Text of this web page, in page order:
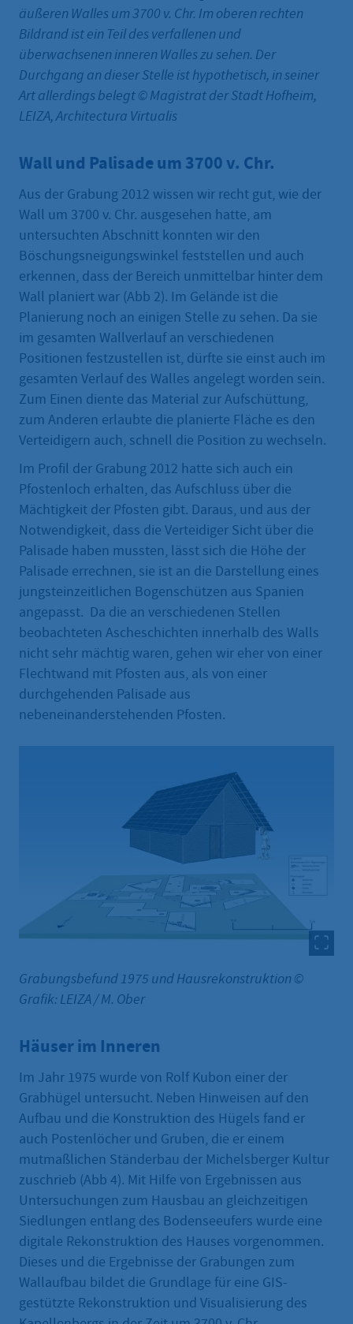
äußeren Walles um 3700 v. Chr. Im oberen rechten
Bildrand ist ein Teil des verfallenen und
überwachsenen inneren Walles zu sehen. Der
Durchgang an dieser Stelle ist hypothetisch, in seiner
Art allerdings belegt © Magistrat der Stadt Hofheim,
LEIZA, Architectura Virtualis
Wall und Palisade um 3700 v. Chr.
Aus der Grabung 2012 wissen wir recht gut, wie der
Wall um 3700 v. Chr. ausgesehen hatte, am
untersuchten Abschnitt konnten wir den
Böschungsneigungswinkel feststellen und auch
erkennen, dass der Bereich unmittelbar hinter dem
Wall planiert war (Abb 2). Im Gelände ist die
Planierung noch an einigen Stelle zu sehen. Da sie
im gesamten Wallverlauf an verschiedenen
Positionen festzustellen ist, dürfte sie einst auch im
gesamten Verlauf des Walles angelegt worden sein.
Zum Einen diente das Material zur Aufschüttung,
zum Anderen erlaubte die planierte Fläche es den
Verteidigern auch, schnell die Position zu wechseln.
Im Profil der Grabung 2012 hatte sich auch ein
Pfostenloch erhalten, das Aufschluss über die
Mächtigkeit der Pfosten gibt. Daraus, und aus der
Notwendigkeit, dass die Verteidiger Sicht über die
Palisade haben mussten, lässt sich die Höhe der
Palisade errechnen, sie ist an die Darstellung eines
jungsteinzeitlichen Bogenschützen aus Spanien
angepasst. Da die an verschiedenen Stellen
beobachteten Ascheschichten innerhalb des Walls
nicht sehr mächtig waren, gehen wir eher von einer
Flechtwand mit Pfosten aus, als von einer
durchgehenden Palisade aus
nebeneinanderstehenden Pfosten.
Grabungsbefund 1975 und Hausrekonstruktion ©
Grafik: LEIZA / M. Ober
Häuser im Inneren
Im Jahr 1975 wurde von Rolf Kubon einer der
Grabhügel untersucht. Neben Hinweisen auf den
Aufbau und die Konstruktion des Hügels fand er
auch Postenlöcher und Gruben, die er einem
mutmaßlichen Ständerbau der Michelsberger Kultur
zuschrieb (Abb 4). Mit Hilfe von Ergebnissen aus
Untersuchungen zum Hausbau an gleichzeitigen
Siedlungen entlang des Bodenseeufers wurde eine
digitale Rekonstruktion des Hauses vorgenommen.
Dieses und die Ergebnisse der Grabungen zum
Wallaufbau bildet die Grundlage für eine GIS-
gestützte Rekonstruktion und Visualisierung des